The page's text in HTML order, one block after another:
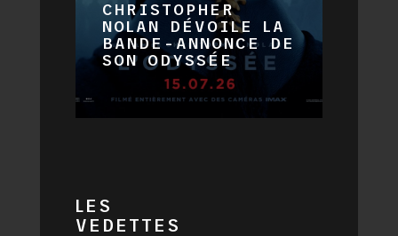
CHRISTOPHER
NOLAN DÉVOILE LA
BANDE-ANNONCE DE
SON ODYSSÉE
LES
VEDETTES